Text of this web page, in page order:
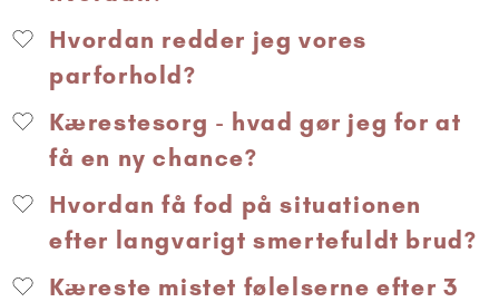
Hvordan redder jeg vores
parforhold?
Kærestesorg - hvad gør jeg for at
få en ny chance?
Hvordan få fod på situationen
efter langvarigt smertefuldt brud?
Kæreste mistet følelserne efter 3